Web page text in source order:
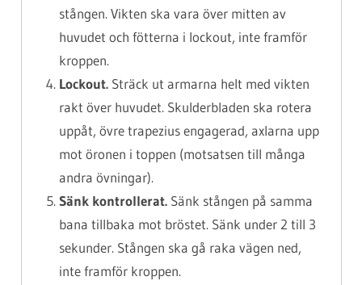
stången. Vikten ska vara över mitten av
huvudet och fötterna i lockout, inte framför
kroppen.
Lockout. Sträck ut armarna helt med vikten
rakt över huvudet. Skulderbladen ska rotera
uppåt, övre trapezius engagerad, axlarna upp
mot öronen i toppen (motsatsen till många
andra övningar).
Sänk kontrollerat. Sänk stången på samma
bana tillbaka mot bröstet. Sänk under 2 till 3
sekunder. Stången ska gå raka vägen ned,
inte framför kroppen.